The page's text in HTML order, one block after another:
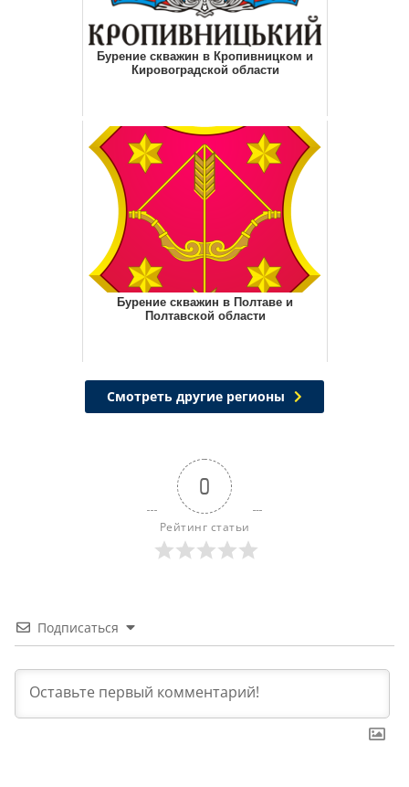
Бурение скважин в Кропивницком и
Кировоградской области
Бурение скважин в Полтаве и
Полтавской области
Смотреть другие регионы
0
Рейтинг статьи
Подписаться